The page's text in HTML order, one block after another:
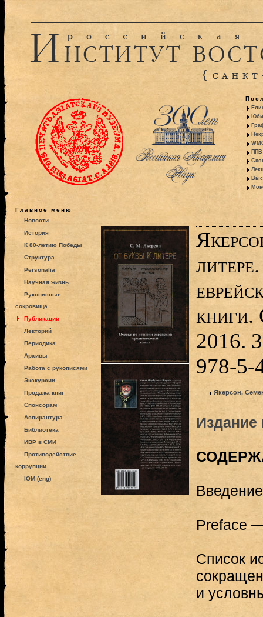
ППВ
Главное меню
Новости
История
К 80-летию Победы
Структура
Personalia
Научная жизнь
Рукописные
сокровища
Публикации
Лекторий
Периодика
Архивы
Работа с рукописями
Экскурсии
Продажа книг
Спонсорам
Аспирантура
Библиотека
ИВР в СМИ
Противодействие
коррупции
IOM (eng)
книги.
2016.
978-5-
Якерсон,
Издание
Preface
Список
и